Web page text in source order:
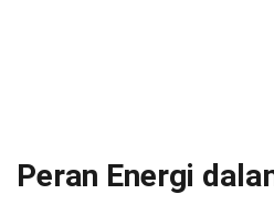
Peran Energi